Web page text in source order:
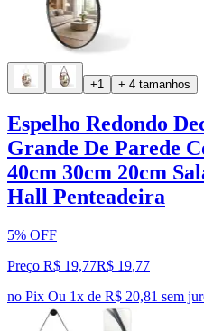
+1 + 4 tamanhos
Espelho Redondo
Grande De Parede
40cm 30cm 20cm
Hall Penteadeira
5% OFF
Preço R$ 19,77R$ 19,77
no Pix Ou 1x de R$ 20,81 sem